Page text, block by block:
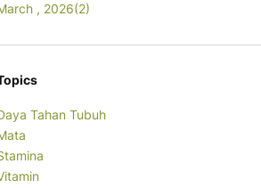
, 2026(2)
Tahan Tubuh